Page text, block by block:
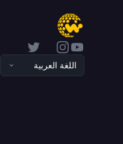
YouTube
Instagram
Twitter
اللغة العربية